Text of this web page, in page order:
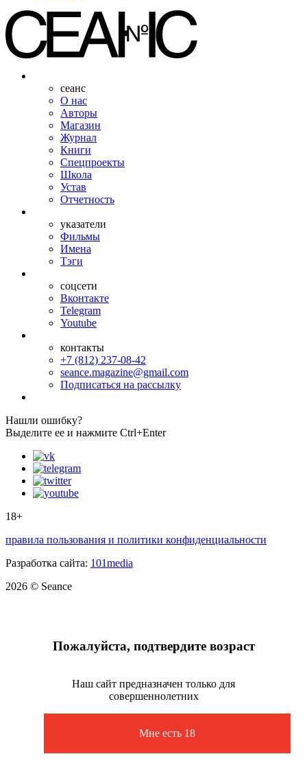
сеанс
О нас
Авторы
Магазин
Журнал
Книги
Спецпроекты
Школа
Устав
Отчетность
указатели
Фильмы
Имена
Тэги
соцсети
Вконтакте
Telegram
Youtube
контакты
+7 (812) 237-08-42
seance.magazine@gmail.com
Подписаться на рассылку
Нашли ошибку?
Выделите ее и нажмите Ctrl+Enter
18+
правила пользования и политики конфиденциальности
Разработка сайта: 101media
2026 © Seance
Пожалуйста, подтвердите возраст
Наш сайт предназначен только для
совершеннолетних
Мне есть 18